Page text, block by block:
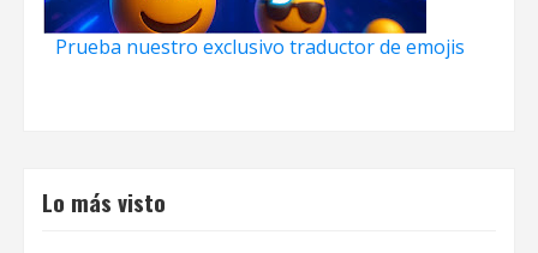
Prueba nuestro exclusivo traductor de emojis
Lo más visto